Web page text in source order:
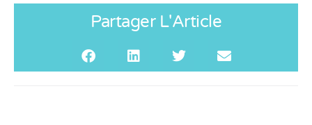
Partager L'Article